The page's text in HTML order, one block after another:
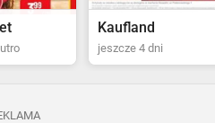
Biedronka
ostatni dzień jutro